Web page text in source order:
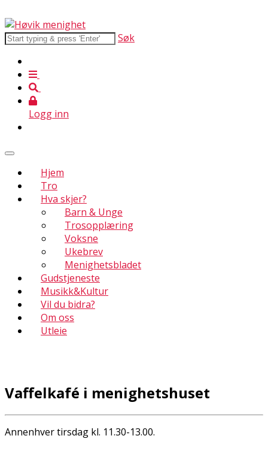
Søk
Logg inn
Hjem
Tro
Hva skjer?
Barn & Unge
Trosopplæring
Voksne
Ukebrev
Menighetsbladet
Gudstjeneste
Musikk&Kultur
Vil du bidra?
Om oss
Utleie
Vaffelkafé i menighetshuset
Annenhver tirsdag kl. 11.30-13.00.